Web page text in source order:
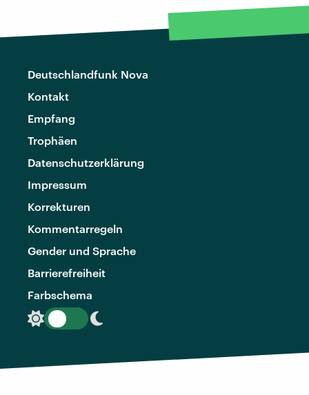
Deutschlandfunk Nova
Kontakt
Empfang
Trophäen
Datenschutzerklärung
Impressum
Korrekturen
Kommentarregeln
Gender und Sprache
Barrierefreiheit
Farbschema